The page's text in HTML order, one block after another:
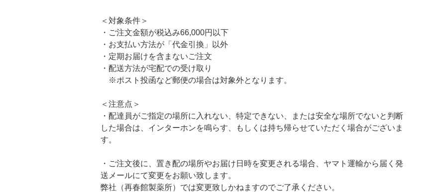
＜対象条件＞
・ご注文金額が税込み66,000円以下
・お支払い方法が「代金引換」以外
・定期お届けを含まないご注文
・配送方法が宅配での受け取り
※ポスト投函など郵便の場合は対象外となります。
＜注意点＞
・配達員がご指定の場所に入れない、特定できない、または安全な場所でないと判断
した場合は、インターホンを鳴らす、もしくは持ち帰らせていただく場合がございま
す。
・ご注文後に、置き配の場所やお届け日時を変更される場合、ヤマト運輸から届く発
送メールにて変更をお願い致します。
弊社（再春館製薬所）では変更致しかねますのでご了承ください。